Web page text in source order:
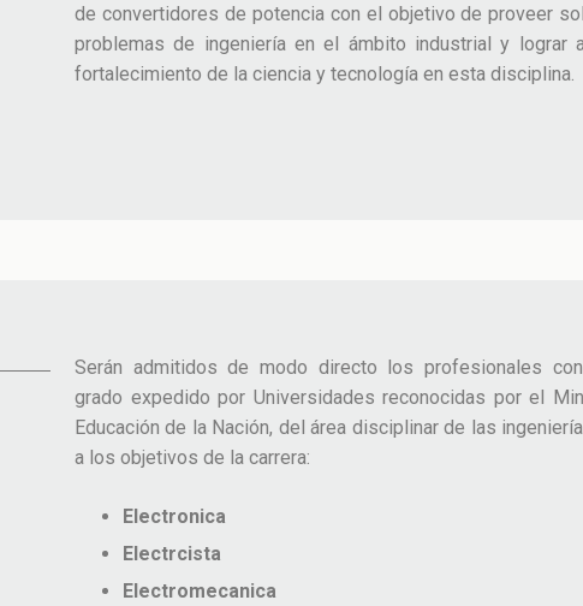
de convertidores de potencia con el objetivo de proveer
problemas de ingeniería en el ámbito industrial y lograr
fortalecimiento de la ciencia y tecnología en esta disciplina.
Serán admitidos de modo directo los profesionales
grado expedido por Universidades reconocidas por el
Educación de la Nación, del área disciplinar de las
a los objetivos de la carrera:
Electronica
Electrcista
Electromecanica